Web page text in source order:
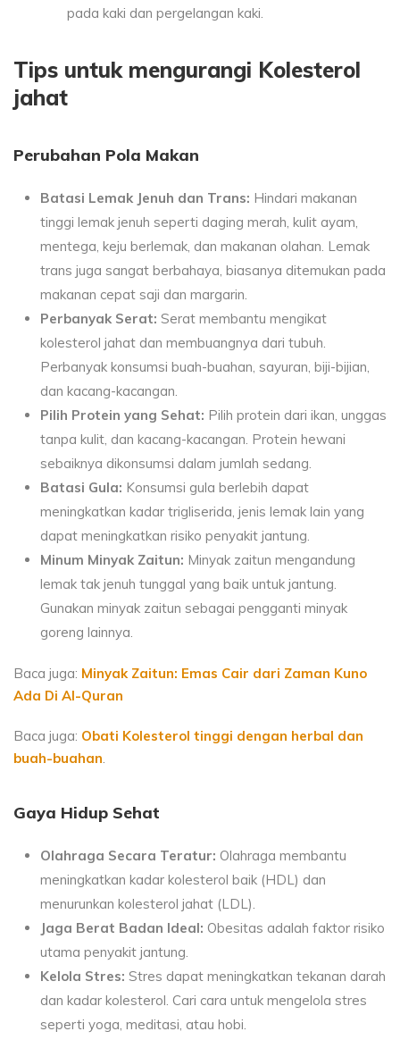
pada kaki dan pergelangan kaki.
Tips untuk mengurangi Kolesterol
jahat
Perubahan Pola Makan
Batasi Lemak Jenuh dan Trans: Hindari makanan
tinggi lemak jenuh seperti daging merah, kulit ayam,
mentega, keju berlemak, dan makanan olahan. Lemak
trans juga sangat berbahaya, biasanya ditemukan pada
makanan cepat saji dan margarin.
Perbanyak Serat: Serat membantu mengikat
kolesterol jahat dan membuangnya dari tubuh.
Perbanyak konsumsi buah-buahan, sayuran, biji-bijian,
dan kacang-kacangan.
Pilih Protein yang Sehat: Pilih protein dari ikan, unggas
tanpa kulit, dan kacang-kacangan. Protein hewani
sebaiknya dikonsumsi dalam jumlah sedang.
Batasi Gula: Konsumsi gula berlebih dapat
meningkatkan kadar trigliserida, jenis lemak lain yang
dapat meningkatkan risiko penyakit jantung.
Minum Minyak Zaitun: Minyak zaitun mengandung
lemak tak jenuh tunggal yang baik untuk jantung.
Gunakan minyak zaitun sebagai pengganti minyak
goreng lainnya.
Baca juga: Minyak Zaitun: Emas Cair dari Zaman Kuno
Ada Di Al-Quran
Baca juga: Obati Kolesterol tinggi dengan herbal dan
buah-buahan
Gaya Hidup Sehat
Olahraga Secara Teratur: Olahraga membantu
meningkatkan kadar kolesterol baik (HDL) dan
menurunkan kolesterol jahat (LDL).
Jaga Berat Badan Ideal: Obesitas adalah faktor risiko
utama penyakit jantung.
Kelola Stres: Stres dapat meningkatkan tekanan darah
dan kadar kolesterol. Cari cara untuk mengelola stres
seperti yoga, meditasi, atau hobi.